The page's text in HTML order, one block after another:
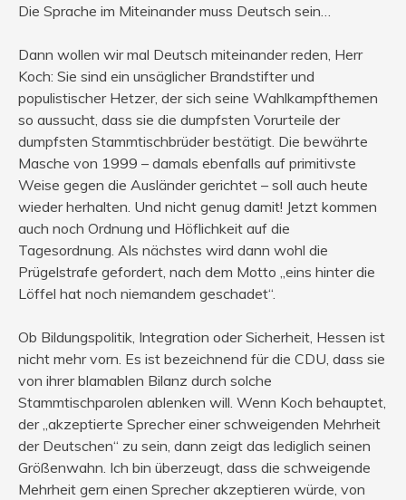
Die Sprache im Miteinander muss Deutsch sein…
Dann wollen wir mal Deutsch miteinander reden, Herr
Koch: Sie sind ein unsäglicher Brandstifter und
populistischer Hetzer, der sich seine Wahlkampfthemen
so aussucht, dass sie die dumpfsten Vorurteile der
dumpfsten Stammtischbrüder bestätigt. Die bewährte
Masche von 1999 – damals ebenfalls auf primitivste
Weise gegen die Ausländer gerichtet – soll auch heute
wieder herhalten. Und nicht genug damit! Jetzt kommen
auch noch Ordnung und Höflichkeit auf die
Tagesordnung. Als nächstes wird dann wohl die
Prügelstrafe gefordert, nach dem Motto „eins hinter die
Löffel hat noch niemandem geschadet“.
Ob Bildungspolitik, Integration oder Sicherheit, Hessen ist
nicht mehr vorn. Es ist bezeichnend für die CDU, dass sie
von ihrer blamablen Bilanz durch solche
Stammtischparolen ablenken will. Wenn Koch behauptet,
der „akzeptierte Sprecher einer schweigenden Mehrheit
der Deutschen“ zu sein, dann zeigt das lediglich seinen
Größenwahn. Ich bin überzeugt, dass die schweigende
Mehrheit gern einen Sprecher akzeptieren würde, von